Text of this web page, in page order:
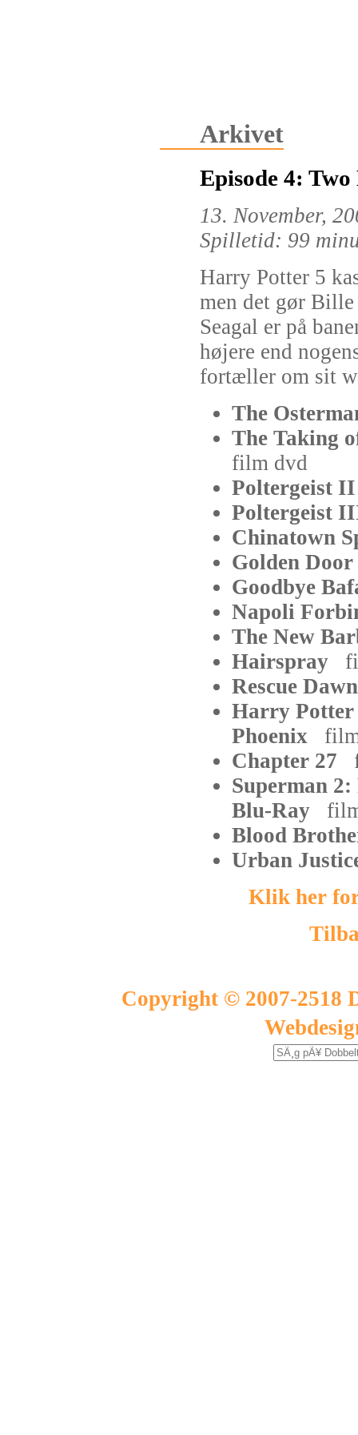
Arkivet
Episode 4:
13. November,
Spilletid: 99
Harry Potter 5
men det gør
Seagal er på
højere end
fortæller om sit
The
The Taking
film dvd
Poltergeist
Poltergeist
Chinatown
Golden
Goodbye
Napoli
The New
Hairspray
Rescue
Harry Potter
Phoenix
Chapter 27
Superman
Blu-Ray
Blood
Urban
Klik her for
Copyright © 2007-2518